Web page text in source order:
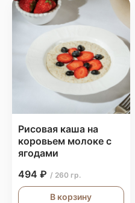
Рисовая каша на
коровьем молоке с
ягодами
494 ₽ / 260 гр.
В корзину